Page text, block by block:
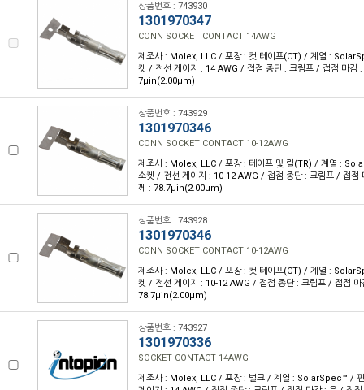
상품번호 : 743930
1301970347
CONN SOCKET CONTACT 14AWG
제조사 : Molex, LLC / 포장 : 컷 테이프(CT) / 계열 :
켓 / 전선 게이지 : 14 AWG / 접점 종단 : 크림프 / 접점 마감
7µin(2.00µm)
상품번호 : 743929
1301970346
CONN SOCKET CONTACT 10-12AWG
제조사 : Molex, LLC / 포장 : 테이프 및 릴(TR) / 계열 :
소켓 / 전선 게이지 : 10-12 AWG / 접점 종단 : 크림프 / 접점
께 : 78.7µin(2.00µm)
상품번호 : 743928
1301970346
CONN SOCKET CONTACT 10-12AWG
제조사 : Molex, LLC / 포장 : 컷 테이프(CT) / 계열 :
켓 / 전선 게이지 : 10-12 AWG / 접점 종단 : 크림프 / 접점
78.7µin(2.00µm)
상품번호 : 743927
1301970336
SOCKET CONTACT 14AWG
제조사 : Molex, LLC / 포장 : 벌크 / 계열 : SolarSpec™ /